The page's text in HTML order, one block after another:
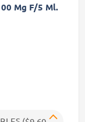
Mg F/5 Ml.